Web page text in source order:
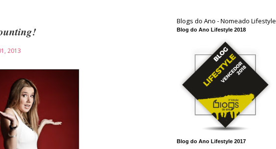
2013
Blogs do Ano - Nomeado Lifestyle
Blog do Ano Lifestyle 2018
Blog do Ano Lifestyle 2017